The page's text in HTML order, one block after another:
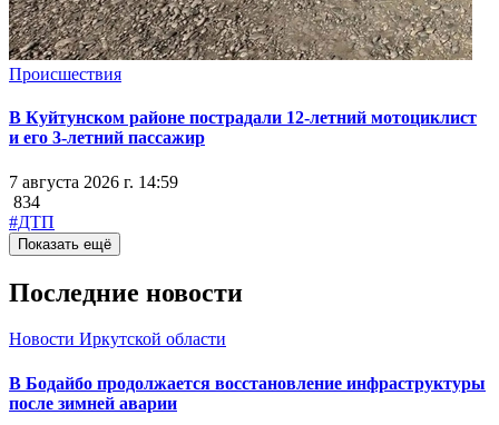
Происшествия
В Куйтунском районе пострадали 12-летний мотоциклист
и его 3-летний пассажир
7 августа 2026 г. 14:59
834
#ДТП
Показать ещё
Последние новости
Новости Иркутской области
В Бодайбо продолжается восстановление инфраструктуры
после зимней аварии